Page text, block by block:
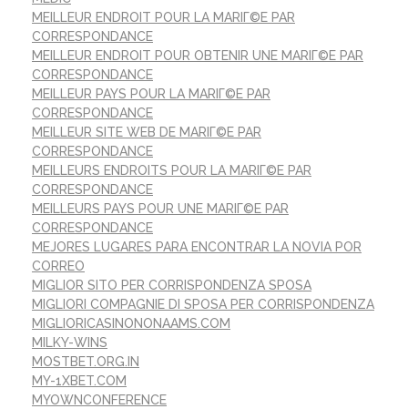
MEILLEUR ENDROIT POUR LA MARIГ©E PAR
CORRESPONDANCE
MEILLEUR ENDROIT POUR OBTENIR UNE MARIГ©E PAR
CORRESPONDANCE
MEILLEUR PAYS POUR LA MARIГ©E PAR
CORRESPONDANCE
MEILLEUR SITE WEB DE MARIГ©E PAR
CORRESPONDANCE
MEILLEURS ENDROITS POUR LA MARIГ©E PAR
CORRESPONDANCE
MEILLEURS PAYS POUR UNE MARIГ©E PAR
CORRESPONDANCE
MEJORES LUGARES PARA ENCONTRAR LA NOVIA POR
CORREO
MIGLIOR SITO PER CORRISPONDENZA SPOSA
MIGLIORI COMPAGNIE DI SPOSA PER CORRISPONDENZA
MIGLIORICASINONONAAMS.COM
MILKY-WINS
MOSTBET.ORG.IN
MY-1XBET.COM
MYOWNCONFERENCE